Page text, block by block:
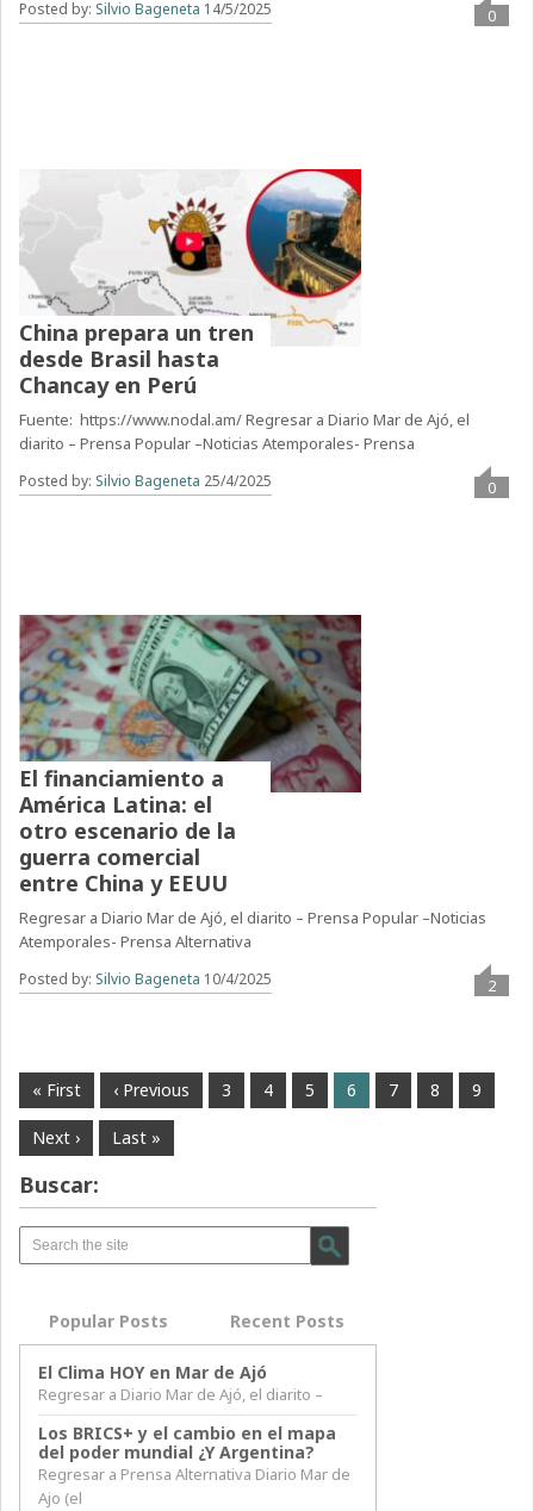
Posted by: Silvio Bageneta 14/5/2025 0
China prepara un tren
desde Brasil hasta
Chancay en Perú
Fuente: https://www.nodal.am/ Regresar a Diario Mar de Ajó, el
diarito – Prensa Popular –Noticias Atemporales- Prensa
Posted by: Silvio Bageneta 25/4/2025 0
El financiamiento a
América Latina: el
otro escenario de la
guerra comercial
entre China y EEUU
Regresar a Diario Mar de Ajó, el diarito – Prensa Popular –Noticias
Atemporales- Prensa Alternativa
Posted by: Silvio Bageneta 10/4/2025 2
« First ‹ Previous 3 4 5 6 7 8 9
Next › Last »
Buscar:
Popular Posts Recent Posts
El Clima HOY en Mar de Ajó
Regresar a Diario Mar de Ajó, el diarito –
Los BRICS+ y el cambio en el mapa
del poder mundial ¿Y Argentina?
Regresar a Prensa Alternativa Diario Mar de
Ajo (el